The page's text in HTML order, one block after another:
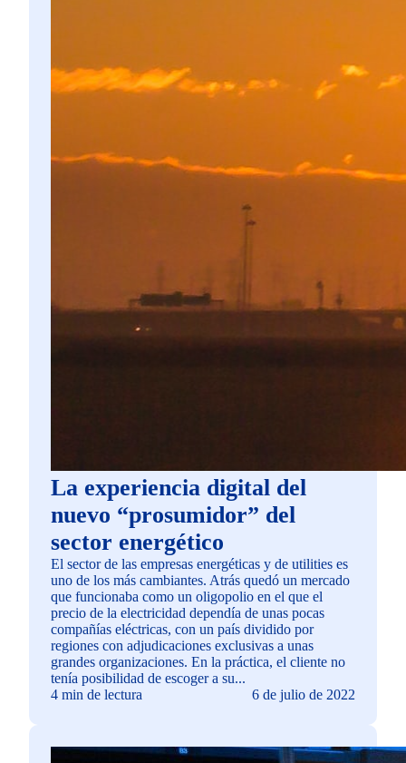
La experiencia digital del
nuevo “prosumidor” del
sector energético
El sector de las empresas energéticas y de utilities es
uno de los más cambiantes. Atrás quedó un mercado
que funcionaba como un oligopolio en el que el
precio de la electricidad dependía de unas pocas
compañías eléctricas, con un país dividido por
regiones con adjudicaciones exclusivas a unas
grandes organizaciones. En la práctica, el cliente no
tenía posibilidad de escoger a su...
4 min de lectura
6 de julio de 2022